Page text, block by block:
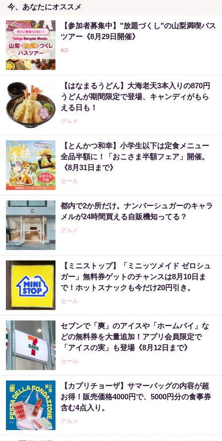
今、あなたにオススメ
【参加者募集中】"放題づくし"の山梨満喫バス
ツアー《8月29日開催》
【はなまるうどん】大海老天3本入りの870円
うどんが期間限定で登場、キャンディがもら
える日も！
グルメ
【とんかつ和幸】小学生以下は定食メニュー
全品半額に！「おこさま半額フェア」開催。
《8月31日まで》
セール
都内で2か所だけ。ナンバーシュガーのキャラ
メルが24時間買える自販機知ってる？
グルメ
【ミニストップ】「ミニッツメイド ゼロシュ
ガー」無料券ゲットのチャンスは8月10日ま
で！ホットスナックも今だけ20円引き。
セール
セブンで「爽」のアイスや「ホームパイ」な
どの無料券を大量追加！アプリ会員限定で
「アイスの実」も登場《8月12日まで》
セール
【カプリチョーザ】サマーバッグの内容が超
お得！販売価格4000円で、5000円分の食事券
含む4点入り。
グルメ